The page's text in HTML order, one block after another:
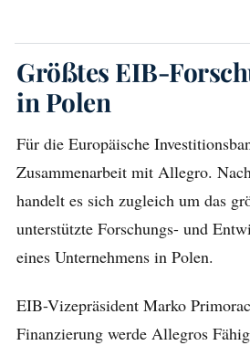
Größtes EIB-
in Polen
Für die Europäische
Zusammenarbeit mit Allegro.
handelt es sich zugleich um das
unterstützte Forschungs- und
eines Unternehmens in Polen.
EIB-Vizepräsident Marko
Finanzierung werde Allegros